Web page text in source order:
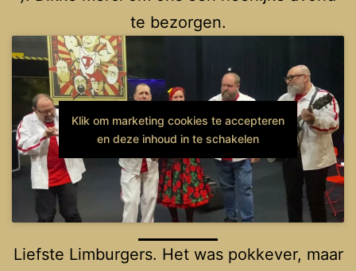
te bezorgen.
Klik om marketing cookies te accepteren
en deze inhoud in te schakelen
Liefste Limburgers. Het was pokkever, maar